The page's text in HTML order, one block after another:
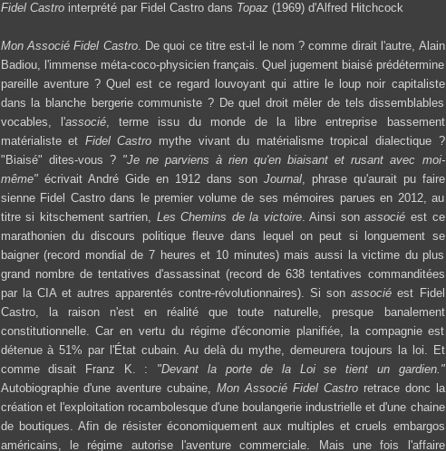
Fidel Castrointerprété par Fidel Castro dans Topaz(1969) d'Alfred Hitchcock
Mon Associé Fidel Castro. De quoi ce titre est-il le nom ? comme dirait l'autre, Alain
Badiou, l'immense méta-coco-physicien français. Quel jugement biaisé prédétermine
pareille aventure ? Quel est ce regard louvoyant qui attire le loup noir capitaliste
dans la blanche bergerie communiste ? De quel droit mêler de tels dissemblables
vocables, l'associé, terme issu du monde de la libre entreprise bassement
matérialiste et Fidel Castro mythe vivant du matérialisme tropical dialectique ?
"Biaisé" dites-vous ? "Je ne parviens à rien qu'en biaisant et rusant avec moi-
même"écrivait André Gide en 1912 dans son Journal, phrase qu'aurait pu faire
sienne Fidel Castro dans le premier volume de ses mémoires parues en 2012, au
titre si kitschement sartrien, Les Chemins de la victoire. Ainsi sonassocié est ce
marathonien du discours politique fleuve dans lequel on peut si longuement se
baigner (record mondial de 7 heures et 10 minutes) mais aussi la victime du plus
grand nombre de tentatives d'assassinat (record de 638 tentatives commanditées
par la CIA et autres apparentés contre-révolutionnaires). Si sonassocié est Fidel
Castro, la raison n'est en réalité que toute naturelle, presque banalement
constitutionnelle. Car en vertu du régime d'économie planifiée, la compagnie est
détenue à 51% par l'État cubain. Au delà du mythe, demeurera toujours la loi. Et
comme disait Franz K. : "Devant la porte de la Loi se tient un gardien."
Autobiographie d'une aventure cubaine,Mon Associé Fidel Castroretrace donc la
création et l'exploitation rocambolesque d'une boulangerie industrielle et d'une chaine
de boutiques. Afin de résister économiquement aux multiples et cruels embargos
américains, le régime autorise l'aventure commerciale. Mais une fois l'affaire